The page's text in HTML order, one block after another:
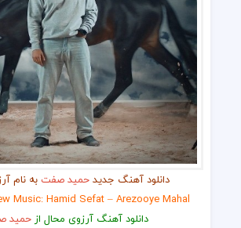
دانلود آهنگ جدیدحمید صفت به نام
Music: Hamid Sefat – Arezooye Mahal
دانلود آهنگ آرزوی محال ازحمید